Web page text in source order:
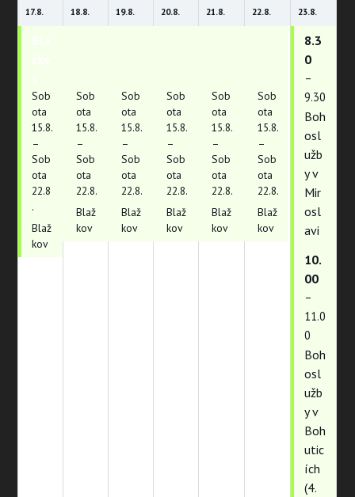
17.8.
Sob
ota
15.8.
–
Sob
ota
22.8
.
Blaž
kov
18.8.
Sob
ota
15.8.
–
Sob
ota
22.8.
Blaž
kov
19.8.
Sob
ota
15.8.
–
Sob
ota
22.8.
Blaž
kov
20.8.
Sob
ota
15.8.
–
Sob
ota
22.8.
Blaž
kov
21.8.
Sob
ota
15.8.
–
Sob
ota
22.8.
Blaž
kov
22.8.
Sob
ota
15.8.
–
Sob
ota
22.8.
Blaž
kov
23.8.
8.3
0
–
9.30
Boh
osl
užb
y v
Mir
osl
avi
10.
00
–
11.0
0
Boh
osl
užb
y v
Boh
utic
ích
(4.